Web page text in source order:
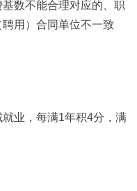
数不能合理对应的、职
用）合同单位不一致
业，每满1年积4分，满